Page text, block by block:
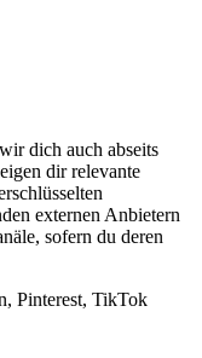
dich auch abseits
dir relevante
externen Anbietern
sofern du deren
Pinterest, TikTok